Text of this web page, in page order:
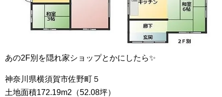
あの2F別を隠れ家ショップとかにしたら✨
神奈川県横須賀市佐野町５
土地面積172.19m2（52.08坪）